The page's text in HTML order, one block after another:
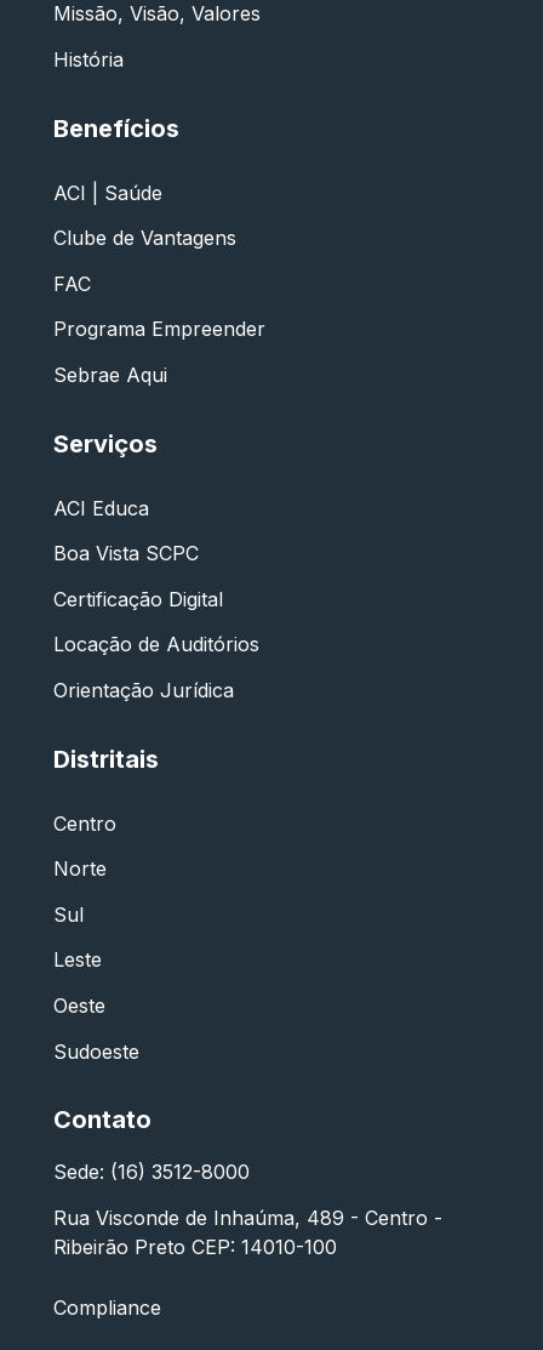
Missão, Visão, Valores
História
Benefícios
ACI | Saúde
Clube de Vantagens
FAC
Programa Empreender
Sebrae Aqui
Serviços
ACI Educa
Boa Vista SCPC
Certificação Digital
Locação de Auditórios
Orientação Jurídica
Distritais
Centro
Norte
Sul
Leste
Oeste
Sudoeste
Contato
Sede: (16) 3512-8000
Rua Visconde de Inhaúma, 489 - Centro -
Ribeirão Preto CEP: 14010-100
Compliance